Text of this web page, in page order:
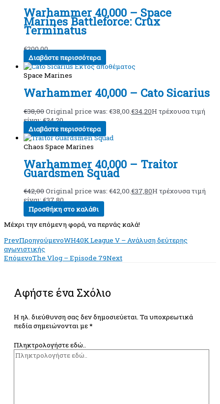
Warhammer 40,000 – Space
Marines Battleforce: Crux
Terminatus
€200,00
Διαβάστε περισσότερα
Εκτός αποθέματος
Space Marines
Warhammer 40,000 – Cato Sicarius
€38,00Original price was: €38,00. €34,20Η τρέχουσα τιμή
είναι: €34,20.
Διαβάστε περισσότερα
Chaos Space Marines
Warhammer 40,000 – Traitor
Guardsmen Squad
€42,00Original price was: €42,00.€37,80Η τρέχουσα τιμή
είναι: €37,80.
Προσθήκη στο καλάθι
Μέχρι την επόμενη φορά, να περνάς καλά!
PrevΠροηγούμενοWH40K League V – Ανάλυση δεύτερης
αγωνιστικής
ΕπόμενοThe Vlog – Episode 79Next
Αφήστε ένα Σχόλιο
Η ηλ. διεύθυνση σας δεν δημοσιεύεται. Τα υποχρεωτικά
πεδία σημειώνονται με*
Πληκτρολογήστε εδώ..